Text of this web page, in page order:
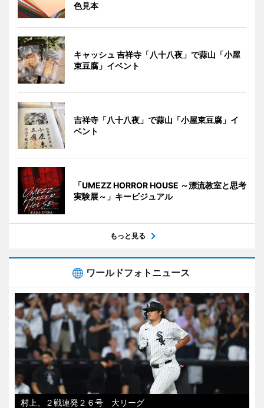
色見本
キャッシュ 吉祥寺「八十八夜」で蒜山「小屋
束豆腐」イベント
吉祥寺「八十八夜」で蒜山「小屋束豆腐」イ
ベント
「UMEZZ HORROR HOUSE ～漂流教室と思考
実験展～」キービジュアル
もっと見る
ワールドフォトニュース
村上、２戦連発２６号 大リーグ